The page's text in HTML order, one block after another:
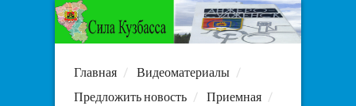
Главная
Видеоматериалы
Предложить новость
Приемная